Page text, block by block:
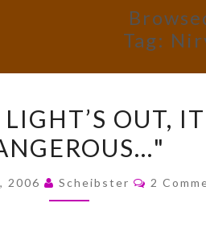
Tag:
THE
LIGHT’S
IT’S
OUT,
2006 Scheibster 2